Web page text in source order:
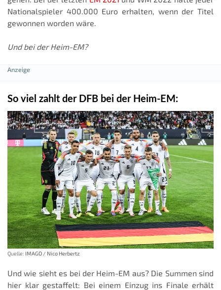
Nationalspieler 400.000 Euro erhalten, wenn der Titel
gewonnen worden wäre.
Und bei der Heim-EM?
So viel zahlt der DFB bei der Heim-EM:
Quelle: IMAGO / Nico Herbertz
Und wie sieht es bei der Heim-EM aus? Die Summen sind
hier klar gestaffelt: Bei einem Einzug ins Finale erhält